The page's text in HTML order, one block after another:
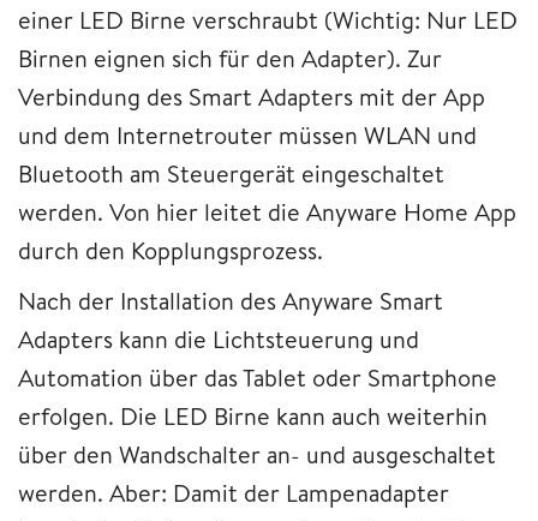
einer LED Birne verschraubt (Wichtig: Nur LED
Birnen eignen sich für den Adapter). Zur
Verbindung des Smart Adapters mit der App
und dem Internetrouter müssen WLAN und
Bluetooth am Steuergerät eingeschaltet
werden. Von hier leitet die Anyware Home App
durch den Kopplungsprozess.
Nach der Installation des Anyware Smart
Adapters kann die Lichtsteuerung und
Automation über das Tablet oder Smartphone
erfolgen. Die LED Birne kann auch weiterhin
über den Wandschalter an- und ausgeschaltet
werden. Aber: Damit der Lampenadapter